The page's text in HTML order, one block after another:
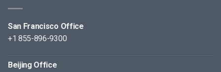
San Francisco Office
+1 855-896-9300
Beijing Office